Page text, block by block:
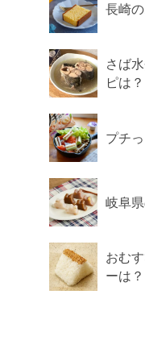
長崎
さば
ピは？
プチ
岐阜
おむ
ーは？